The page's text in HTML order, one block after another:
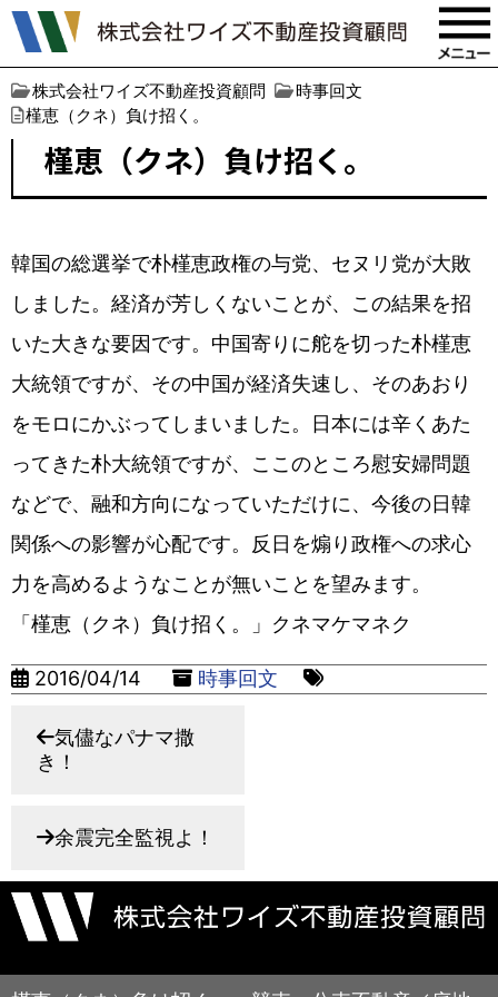
株式会社ワイズ不動産投資顧問
時事回文
槿恵（クネ）負け招く。
槿恵（クネ）負け招く。
韓国の総選挙で朴槿恵政権の与党、セヌリ党が大敗
しました。経済が芳しくないことが、この結果を招
いた大きな要因です。中国寄りに舵を切った朴槿恵
大統領ですが、その中国が経済失速し、そのあおり
をモロにかぶってしまいました。日本には辛くあた
ってきた朴大統領ですが、ここのところ慰安婦問題
などで、融和方向になっていただけに、今後の日韓
関係への影響が心配です。反日を煽り政権への求心
力を高めるようなことが無いことを望みます。
「槿恵（クネ）負け招く。」クネマケマネク
2016/04/14 時事回文
気儘なパナマ撒
き！
余震完全監視よ！